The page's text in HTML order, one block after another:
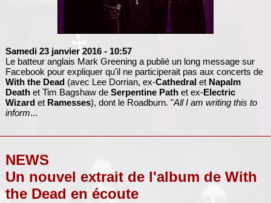
Samedi 23 janvier 2016 - 10:57
Le batteur anglais Mark Greening a publié un long message sur
Facebook pour expliquer qu'il ne participerait pas aux concerts de
With the Dead(avec Lee Dorrian, ex-Cathedralet Napalm
Deathet Tim Bagshaw de Serpentine Pathet ex-Electric
Wizardet Ramesses), dont le Roadburn. "All I am writing this to
inform...
NEWS
Un nouvel extrait de l'album de With
the Dead en écoute